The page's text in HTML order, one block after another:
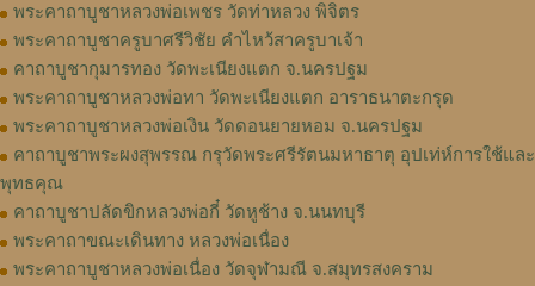
พระคาถาบูชาหลวงพ่อเพชร วัดท่าหลวง พิจิตร
พระคาถาบูชาครูบาศรีวิชัย คำไหว้สาครูบาเจ้า
คาถาบูชากุมารทอง วัดพะเนียงแตก จ.นครปฐม
พระคาถาบูชาหลวงพ่อทา วัดพะเนียงแตก อาราธนาตะกรุด
พระคาถาบูชาหลวงพ่อเงิน วัดดอนยายหอม จ.นครปฐม
คาถาบูชาพระผงสุพรรณ กรุวัดพระศรีรัตนมหาธาตุ อุปเท่ห์การใช้และ
พุทธคุณ
คาถาบูชาปลัดขิกหลวงพ่อกี๋ วัดหูช้าง จ.นนทบุรี
พระคาถาขณะเดินทาง หลวงพ่อเนื่อง
พระคาถาบูชาหลวงพ่อเนื่อง วัดจุฬามณี จ.สมุทรสงคราม